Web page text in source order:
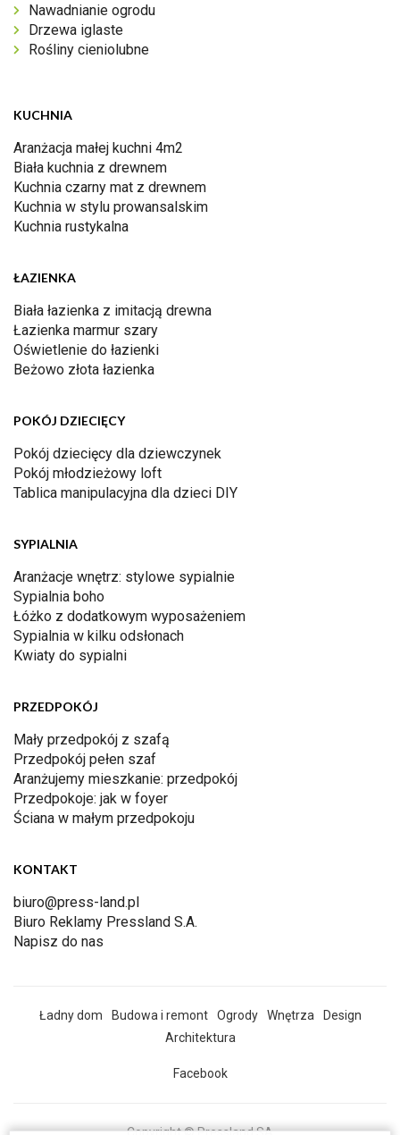
Nawadnianie ogrodu
Drzewa iglaste
Rośliny cieniolubne
KUCHNIA
Aranżacja małej kuchni 4m2
Biała kuchnia z drewnem
Kuchnia czarny mat z drewnem
Kuchnia w stylu prowansalskim
Kuchnia rustykalna
ŁAZIENKA
Biała łazienka z imitacją drewna
Łazienka marmur szary
Oświetlenie do łazienki
Beżowo złota łazienka
POKÓJ DZIECIĘCY
Pokój dziecięcy dla dziewczynek
Pokój młodzieżowy loft
Tablica manipulacyjna dla dzieci DIY
SYPIALNIA
Aranżacje wnętrz: stylowe sypialnie
Sypialnia boho
Łóżko z dodatkowym wyposażeniem
Sypialnia w kilku odsłonach
Kwiaty do sypialni
PRZEDPOKÓJ
Mały przedpokój z szafą
Przedpokój pełen szaf
Aranżujemy mieszkanie: przedpokój
Przedpokoje: jak w foyer
Ściana w małym przedpokoju
KONTAKT
biuro@press-land.pl
Biuro Reklamy Pressland S.A.
Napisz do nas
Ładny dom Budowa i remont Ogrody Wnętrza
Design
Architektura
Facebook